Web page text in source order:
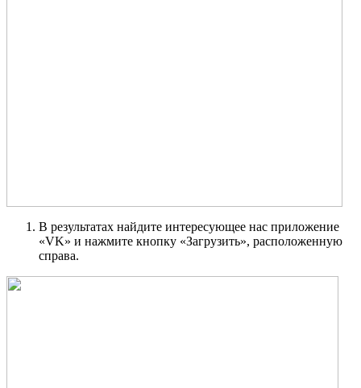
В результатах найдите интересующее нас приложение
«VK» и нажмите кнопку «Загрузить», расположенную
справа.